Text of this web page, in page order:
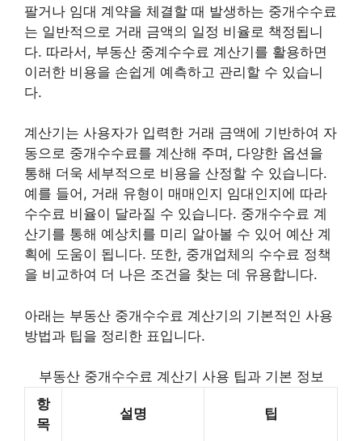
팔거나 임대 계약을 체결할 때 발생하는 중개수수료
는 일반적으로 거래 금액의 일정 비율로 책정됩니
다. 따라서, 부동산 중계수수료 계산기를 활용하면
이러한 비용을 손쉽게 예측하고 관리할 수 있습니
다.
계산기는 사용자가 입력한 거래 금액에 기반하여 자
동으로 중개수수료를 계산해 주며, 다양한 옵션을
통해 더욱 세부적으로 비용을 산정할 수 있습니다.
예를 들어, 거래 유형이 매매인지 임대인지에 따라
수수료 비율이 달라질 수 있습니다. 중개수수료 계
산기를 통해 예상치를 미리 알아볼 수 있어 예산 계
획에 도움이 됩니다. 또한, 중개업체의 수수료 정책
을 비교하여 더 나은 조건을 찾는 데 유용합니다.
아래는 부동산 중개수수료 계산기의 기본적인 사용
방법과 팁을 정리한 표입니다.
부동산 중개수수료 계산기 사용 팁과 기본 정보
항
목
설명 팁